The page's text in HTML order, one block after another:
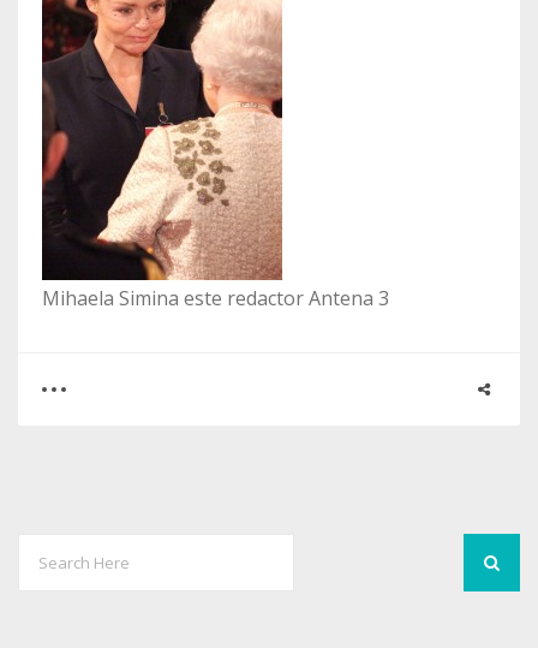
Mihaela Simina este redactor Antena 3